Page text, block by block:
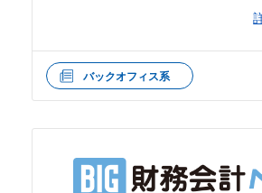
バックオフィス系